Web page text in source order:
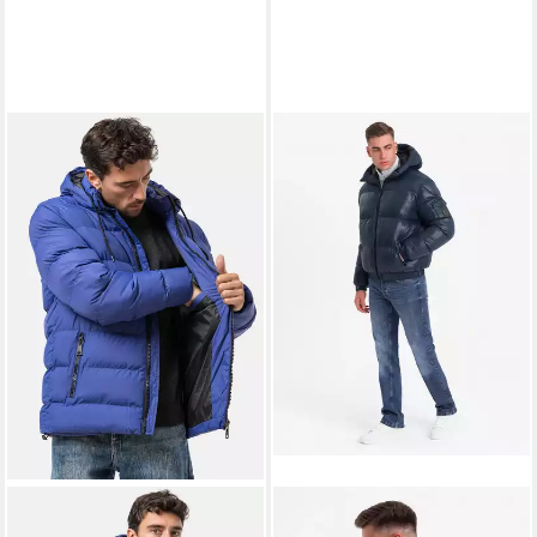
Winterjacke Herren-